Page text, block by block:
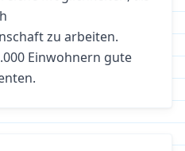
zu arbeiten.
Einwohnern gute